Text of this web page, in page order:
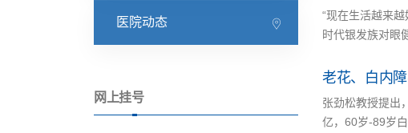
医院动态
网上挂号
“现在生活越来
时代银发族对眼
老花、白内
张劲松教授提出
亿，60岁-89岁